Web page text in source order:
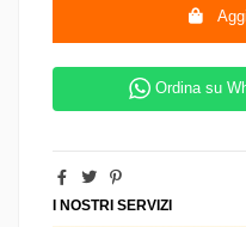
Ordina su
I NOSTRI SERVIZI